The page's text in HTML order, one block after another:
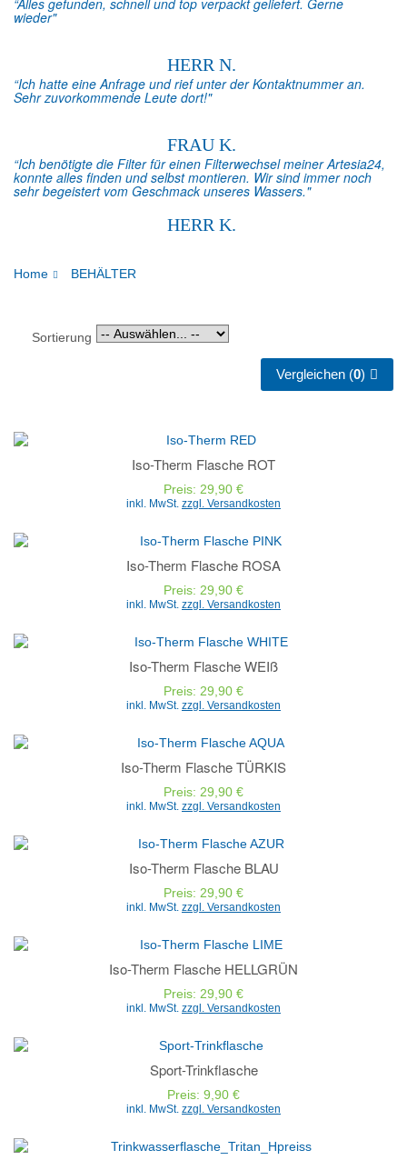
“Alles gefunden, schnell und top verpackt geliefert. Gerne
wieder"
HERR N.
“Ich hatte eine Anfrage und rief unter der Kontaktnummer an.
Sehr zuvorkommende Leute dort!"
FRAU K.
“Ich benötigte die Filter für einen Filterwechsel meiner Artesia24,
konnte alles finden und selbst montieren. Wir sind immer noch
sehr begeistert vom Geschmack unseres Wassers."
HERR K.
Home BEHÄLTER
Sortierung
Vergleichen (0)
Iso-Therm Flasche ROT
Preis: 29,90 €
inkl. MwSt. zzgl. Versandkosten
Iso-Therm Flasche ROSA
Preis: 29,90 €
inkl. MwSt. zzgl. Versandkosten
Iso-Therm Flasche WEIß
Preis: 29,90 €
inkl. MwSt. zzgl. Versandkosten
Iso-Therm Flasche TÜRKIS
Preis: 29,90 €
inkl. MwSt. zzgl. Versandkosten
Iso-Therm Flasche BLAU
Preis: 29,90 €
inkl. MwSt. zzgl. Versandkosten
Iso-Therm Flasche HELLGRÜN
Preis: 29,90 €
inkl. MwSt. zzgl. Versandkosten
Sport-Trinkflasche
Preis: 9,90 €
inkl. MwSt. zzgl. Versandkosten